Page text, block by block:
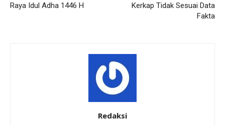
Raya Idul Adha 1446 H
Kerkap Tidak Sesuai Data
Fakta
Redaksi